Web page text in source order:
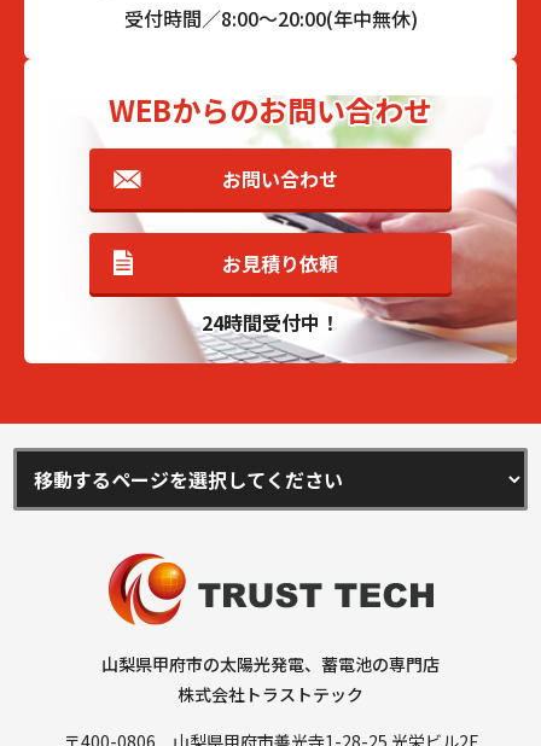
受付時間／8:00～20:00(年中無休)
WEBからのお問い合わせ
お問い合わせ
お見積り依頼
24時間受付中！
山梨県甲府市の太陽光発電、蓄電池の専門店
株式会社トラストテック
〒400-0806 山梨県甲府市善光寺1-28-25 光栄ビル2F